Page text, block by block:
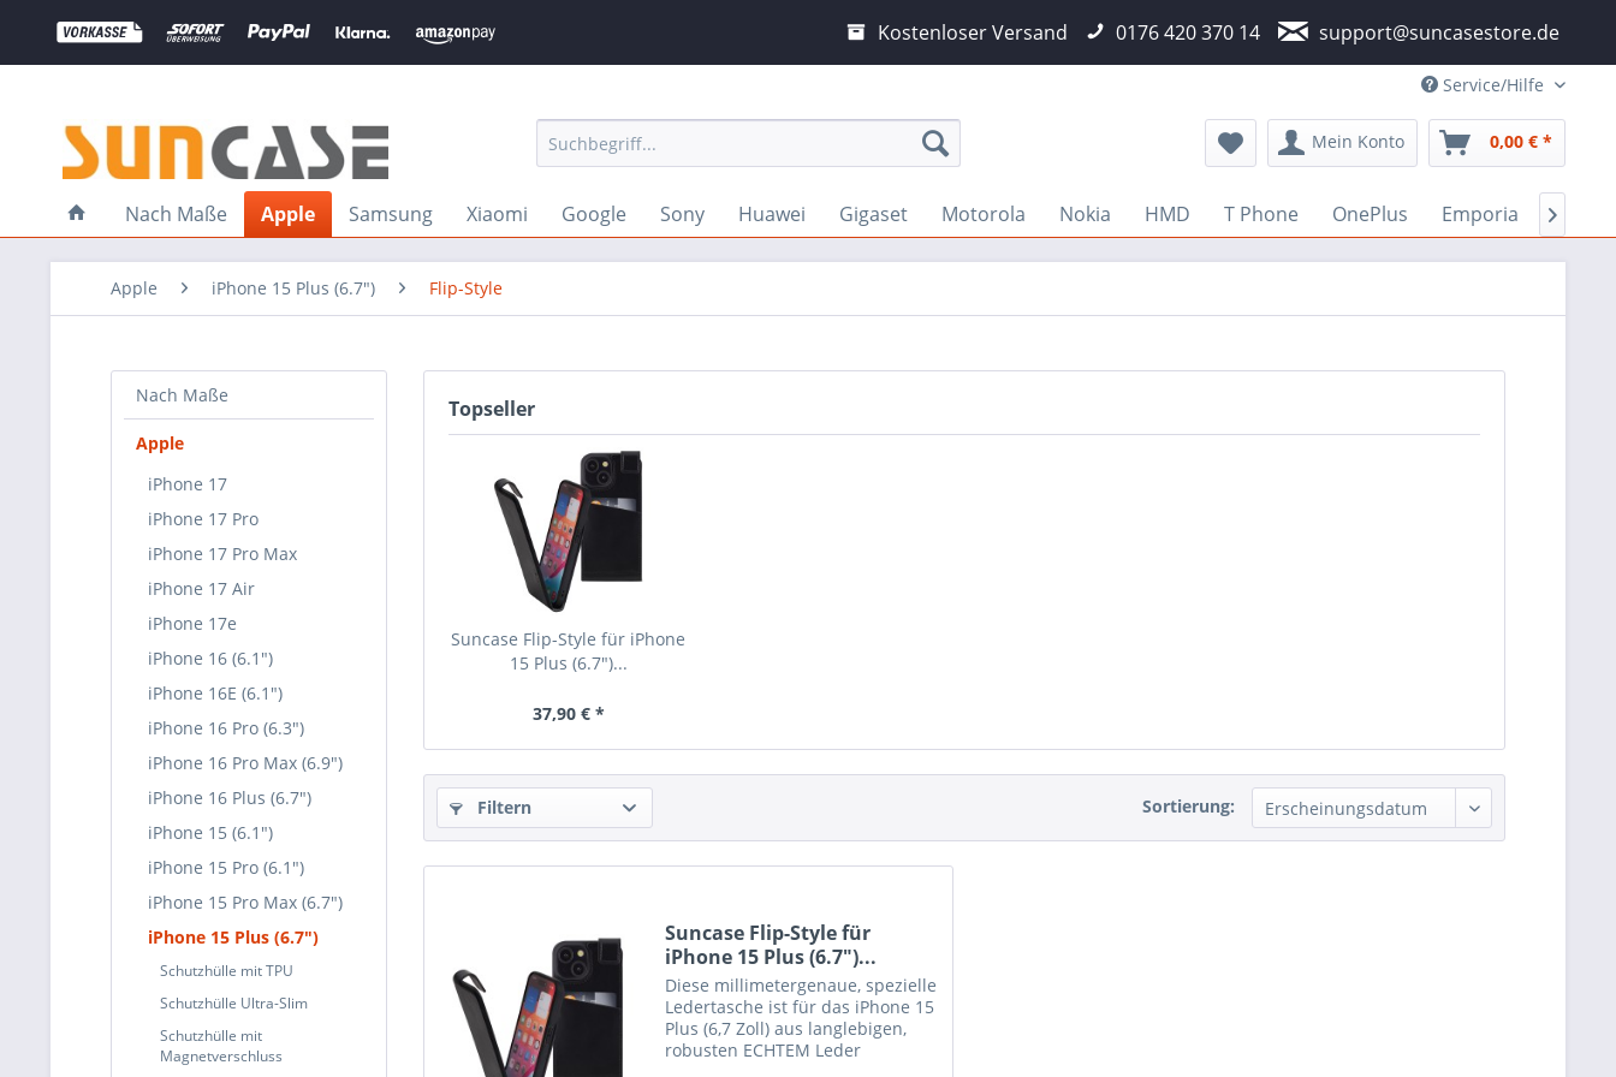
Kostenloser Versand 0176 420 370 14 support@suncasestore.de
Service/Hilfe
Mein Konto 0,00 € *
Nach Maße Apple Samsung Xiaomi Google Sony Huawei Gigaset Motorola Nokia HMD T Phone OnePlus Emporia 
Apple iPhone 15 Plus (6.7") Flip-Style
Nach Maße
Apple
iPhone 17
iPhone 17 Pro
iPhone 17 Pro Max
iPhone 17 Air
iPhone 17e
iPhone 16 (6.1")
iPhone 16E (6.1")
iPhone 16 Pro (6.3")
iPhone 16 Pro Max (6.9")
iPhone 16 Plus (6.7")
iPhone 15 (6.1")
iPhone 15 Pro (6.1")
iPhone 15 Pro Max (6.7")
iPhone 15 Plus (6.7")
Schutzhülle mit TPU
Schutzhülle Ultra-Slim
Schutzhülle mit
Magnetverschluss
Topseller
Suncase Flip-Style für iPhone
15 Plus (6.7")...
37,90 € *
Filtern Sortierung:
Suncase Flip-Style für
iPhone 15 Plus (6.7")...
Diese millimetergenaue, spezielle
Ledertasche ist für das iPhone 15
Plus (6,7 Zoll) aus langlebigen,
robusten ECHTEM Leder